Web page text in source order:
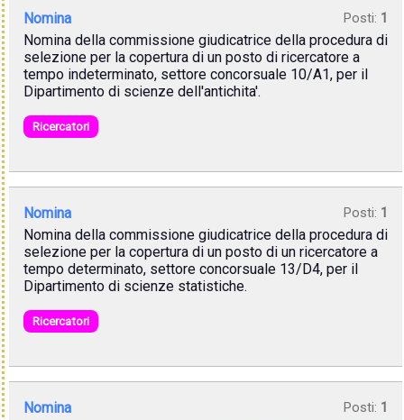
Nomina Posti: 1
Nomina della commissione giudicatrice della procedura di
selezione per la copertura di un posto di ricercatore a
tempo indeterminato, settore concorsuale 10/A1, per il
Dipartimento di scienze dell'antichita'.
Ricercatori
Nomina Posti: 1
Nomina della commissione giudicatrice della procedura di
selezione per la copertura di un posto di un ricercatore a
tempo determinato, settore concorsuale 13/D4, per il
Dipartimento di scienze statistiche.
Ricercatori
Nomina Posti: 1